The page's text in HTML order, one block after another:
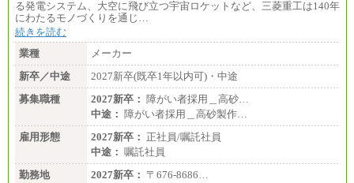
る発電システム、大空に飛び立つ宇宙ロケットなど、三菱重工は140年
にわたるモノづくりを通じ…
続きを読む
業種
メーカー
新卒／中途
2027新卒(既卒1年以内可)・中途
募集職種
2027新卒： 障がい者採用＿高砂…
中途： 障がい者採用＿高砂製作…
雇用形態
2027新卒： 正社員/嘱託社員
中途： 嘱託社員
勤務地
2027新卒： 〒676-8686…